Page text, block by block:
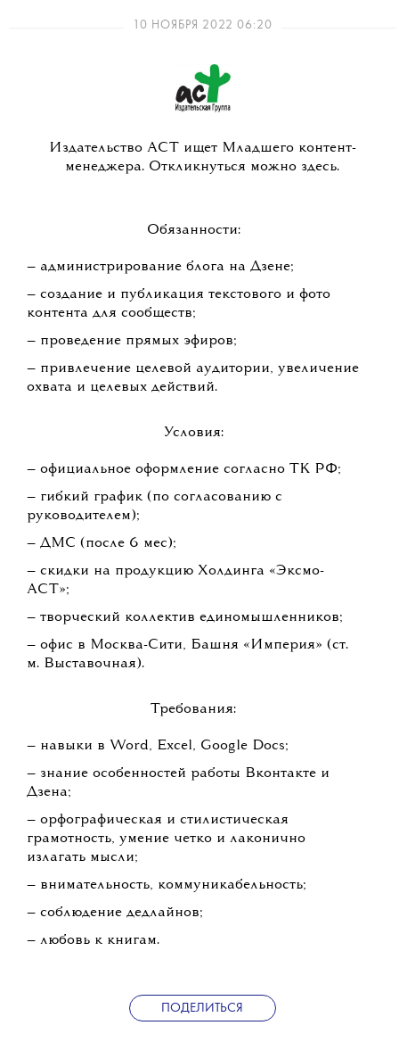
10 НОЯБРЯ 2022 06:20
Издательство АСТ ищет Младшего контент-
менеджера. Откликнуться можно здесь.
Обязанности:
— администрирование блога на Дзене;
— создание и публикация текстового и фото
контента для сообществ;
— проведение прямых эфиров;
— привлечение целевой аудитории, увеличение
охвата и целевых действий.
Условия:
— официальное оформление согласно ТК РФ;
— гибкий график (по согласованию с
руководителем);
— ДМС (после 6 мес);
— скидки на продукцию Холдинга «Эксмо-
АСТ»;
— творческий коллектив единомышленников;
— офис в Москва-Сити, Башня «Империя» (ст.
м. Выставочная).
Требования:
— навыки в Word, Excel, Google Docs;
— знание особенностей работы Вконтакте и
Дзена;
— орфографическая и стилистическая
грамотность, умение четко и лаконично
излагать мысли;
— внимательность, коммуникабельность;
— соблюдение дедлайнов;
— любовь к книгам.
ПОДЕЛИТЬСЯ